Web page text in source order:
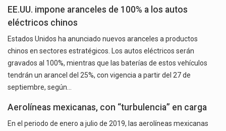
EE.UU. impone aranceles de 100% a los autos
eléctricos chinos
Estados Unidos ha anunciado nuevos aranceles a productos
chinos en sectores estratégicos. Los autos eléctricos serán
gravados al 100%, mientras que las baterías de estos vehículos
tendrán un arancel del 25%, con vigencia a partir del 27 de
septiembre, según…
Aerolíneas mexicanas, con “turbulencia” en carga
En el periodo de enero a julio de 2019, las aerolíneas mexicanas